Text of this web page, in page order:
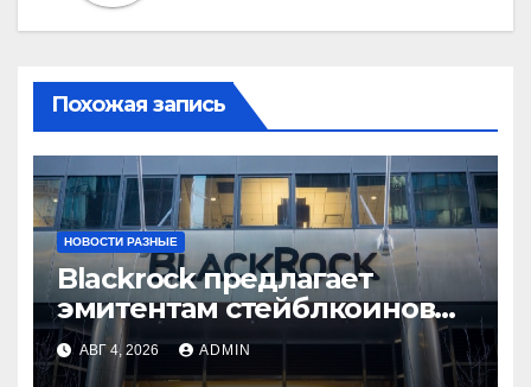
Похожая запись
НОВОСТИ РАЗНЫЕ
Blackrock предлагает
эмитентам стейблкоинов
два токенизированных
фонда денежного рынка
АВГ 4, 2026 ADMIN